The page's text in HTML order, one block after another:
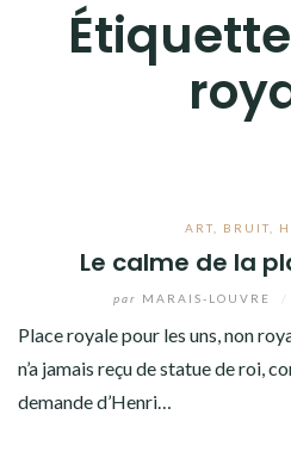
ART, BRUIT,
Le calme de la
par MARAIS-LOUVRE
Place royale pour les uns, non
n’a jamais reçu de statue de roi,
demande d’Henri…